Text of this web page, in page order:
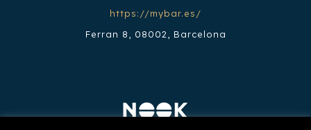
https://mybar.es/
Ferran 8, 08002, Barcelona